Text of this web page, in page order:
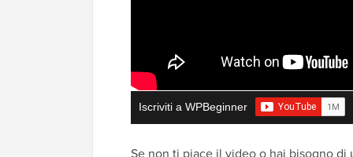
Iscriviti a WPBeginner